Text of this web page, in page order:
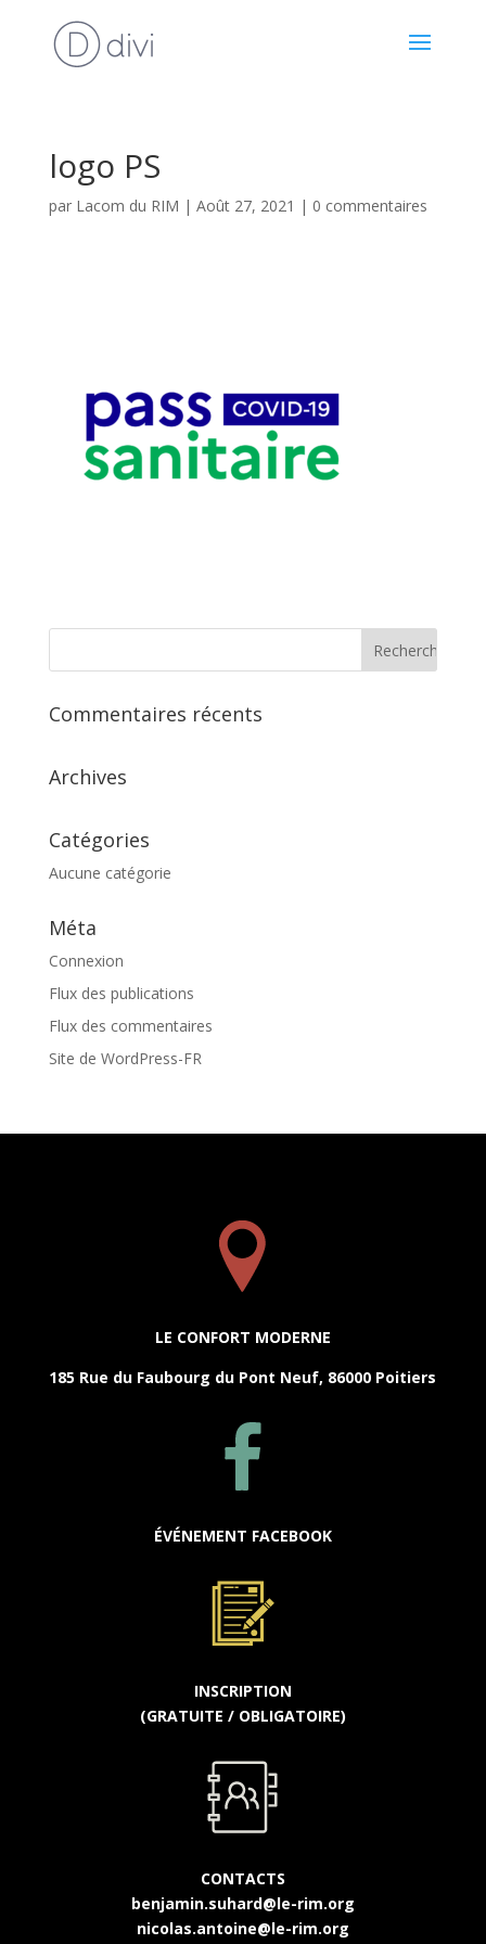
logo PS
par Lacom du RIM | Août 27, 2021 | 0 commentaires
Commentaires récents
Archives
Catégories
Aucune catégorie
Méta
Connexion
Flux des publications
Flux des commentaires
Site de WordPress-FR
LE CONFORT MODERNE
185 Rue du Faubourg du Pont Neuf, 86000 Poitiers
ÉVÉNEMENT FACEBOOK
INSCRIPTION
(GRATUITE / OBLIGATOIRE)
CONTACTS
benjamin.suhard@le-rim.org
nicolas.antoine@le-rim.org